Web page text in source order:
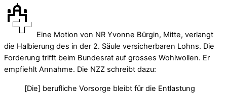
Eine Motion von NR Yvonne Bürgin, Mitte, verlangt
die Halbierung des in der 2. Säule versicherbaren Lohns. Die
Forderung trifft beim Bundesrat auf grosses Wohlwollen. Er
empfiehlt Annahme. Die NZZ schreibt dazu:
[Die] berufliche Vorsorge bleibt für die Entlastung